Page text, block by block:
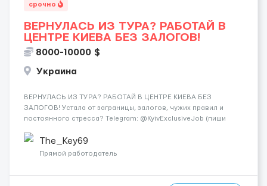
срочно
ВЕРНУЛАСЬ ИЗ ТУРА? РАБОТАЙ В
ЦЕНТРЕ КИЕВА БЕЗ ЗАЛОГОВ!
8000-10000 $
Украина
ВЕРНУЛАСЬ ИЗ ТУРА? РАБОТАЙ В ЦЕНТРЕ КИЕВА БЕЗ
ЗАЛОГОВ! Устала от заграницы, залогов, чужих правил и
постоянного стресса? Telegram: @KyivExclusiveJob (пиши
самом центре Киева Можно работать в эскорте или в
эротическом массаже (н...
The_Key69
Прямой работодатель